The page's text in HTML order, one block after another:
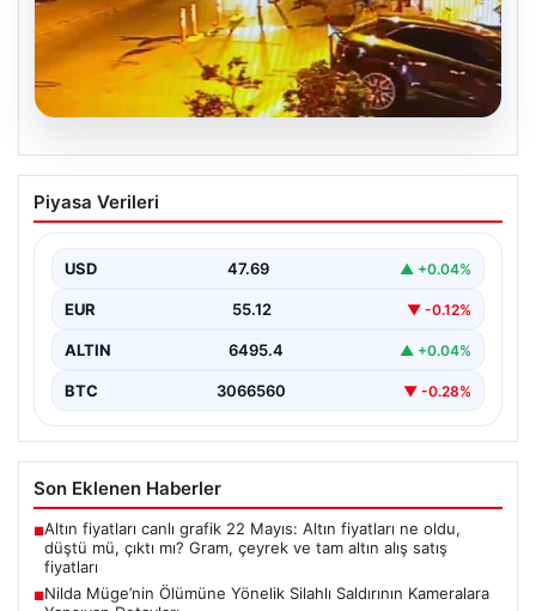
05.08.2026
Nilda Müge’nin Ölümüne Yönelik Silahlı
Saldırının Kameralara Yansıyan
İstanbul’un Şişli ilçesinde yaşanan korkutucu olayda,
ilaçları…
Piyasa Verileri
USD 47.69 ▲ +0.04%
EUR 55.12 ▼ -0.12%
ALTIN 6495.4 ▲ +0.04%
BTC 3066560 ▼ -0.28%
Son Eklenen Haberler
■Altın fiyatları canlı grafik 22 Mayıs: Altın fiyatları ne oldu,
düştü mü, çıktı mı? Gram, çeyrek ve tam altın alış satış
fiyatları
■Nilda Müge’nin Ölümüne Yönelik Silahlı Saldırının Kameralara